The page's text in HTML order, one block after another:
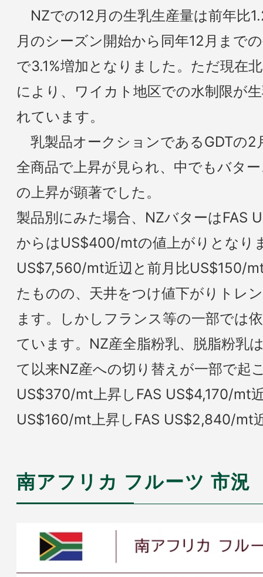
NZでの12月の生乳生産量は前年比
月のシーズン開始から同年12月まで
で3.1%増加となりました。ただ現在
により、ワイカト地区での水制限が
れています。
乳製品オークションであるGDTの2
全商品で上昇が見られ、中でもバタ
の上昇が顕著でした。
製品別にみた場合、NZバターはFAS
からはUS$400/mtの値上がりとなり
US$7,560/mt近辺と前月比US$150/
たものの、天井をつけ値下がりトレ
ます。しかしフランス等の一部では
ています。NZ産全脂粉乳、脱脂粉乳
て以来NZ産への切り替えが一部で起
US$370/mt上昇しFAS US$4,170/mt
US$160/mt上昇しFAS US$2,840/mt
南アフリカ フルーツ 市況